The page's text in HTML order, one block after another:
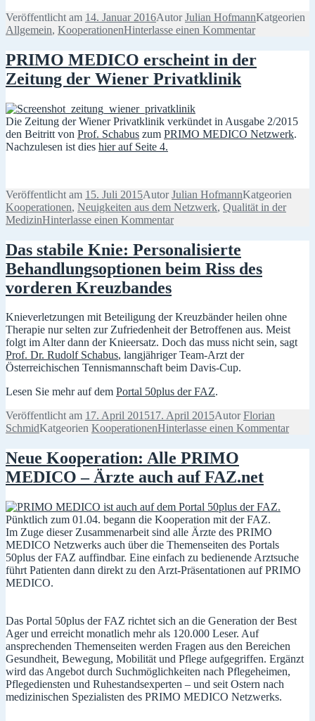
Veröffentlicht am 14. Januar 2016AutorJulian HofmannKatgeorien
Allgemein, KooperationenHinterlasse einen Kommentar
PRIMO MEDICO erscheint in der
Zeitung der Wiener Privatklinik
Die Zeitung der Wiener Privatklinik verkündet in Ausgabe 2/2015
den Beitritt von Prof. Schabus zum PRIMO MEDICO Netzwerk.
Nachzulesen ist dies hier auf Seite 4.
Veröffentlicht am 15. Juli 2015AutorJulian HofmannKatgeorien
Kooperationen, Neuigkeiten aus dem Netzwerk, Qualität in der
MedizinHinterlasse einen Kommentar
Das stabile Knie: Personalisierte
Behandlungsoptionen beim Riss des
vorderen Kreuzbandes
Knieverletzungen mit Beteiligung der Kreuzbänder heilen ohne
Therapie nur selten zur Zufriedenheit der Betroffenen aus. Meist
folgt im Alter dann der Knieersatz. Doch das muss nicht sein, sagt
Prof. Dr. Rudolf Schabus, langjähriger Team-Arzt der
Österreichischen Tennismannschaft beim Davis-Cup.
Lesen Sie mehr auf dem Portal 50plus der FAZ.
Veröffentlicht am 17. April 201517. April 2015AutorFlorian
SchmidKatgeorien KooperationenHinterlasse einen Kommentar
Neue Kooperation: Alle PRIMO
MEDICO – Ärzte auch auf FAZ.net
Pünktlich zum 01.04. begann die Kooperation mit der FAZ.
Im Zuge dieser Zusammenarbeit sind alle Ärzte des PRIMO
MEDICO Netzwerks auch über die Themenseiten des Portals
50plus der FAZ auffindbar. Eine einfach zu bedienende Arztsuche
führt Patienten dann direkt zu den Arzt-Präsentationen auf PRIMO
MEDICO.
Das Portal 50plus der FAZ richtet sich an die Generation der Best
Ager und erreicht monatlich mehr als 120.000 Leser. Auf
ansprechenden Themenseiten werden Fragen aus den Bereichen
Gesundheit, Bewegung, Mobilität und Pflege aufgegriffen. Ergänzt
wird das Angebot durch Suchmöglichkeiten nach Pflegeheimen,
Pflegediensten und Ruhestandsexperten – und seit Ostern nach
medizinischen Spezialisten des PRIMO MEDICO Netzwerks.